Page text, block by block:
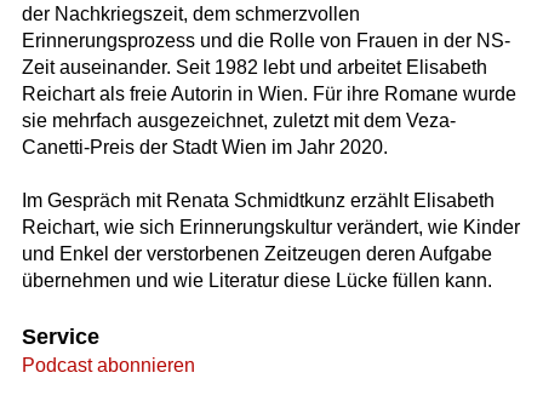
der Nachkriegszeit, dem schmerzvollen
Erinnerungsprozess und die Rolle von Frauen in der NS-
Zeit auseinander. Seit 1982 lebt und arbeitet Elisabeth
Reichart als freie Autorin in Wien. Für ihre Romane wurde
sie mehrfach ausgezeichnet, zuletzt mit dem Veza-
Canetti-Preis der Stadt Wien im Jahr 2020.
Im Gespräch mit Renata Schmidtkunz erzählt Elisabeth
Reichart, wie sich Erinnerungskultur verändert, wie Kinder
und Enkel der verstorbenen Zeitzeugen deren Aufgabe
übernehmen und wie Literatur diese Lücke füllen kann.
Service
Podcast abonnieren